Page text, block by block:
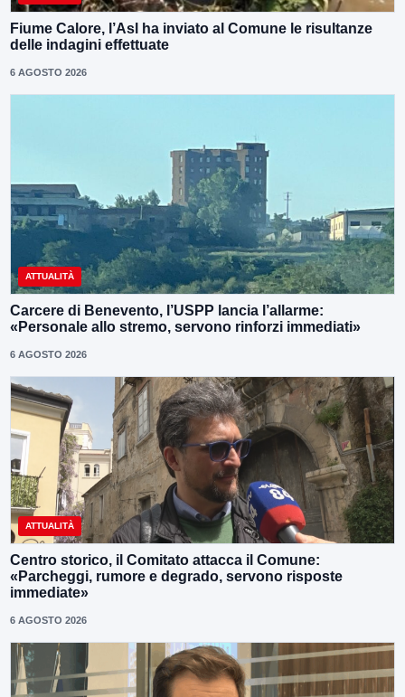
Fiume Calore, l’Asl ha inviato al Comune le risultanze
delle indagini effettuate
6 AGOSTO 2026
ATTUALITÀ
Carcere di Benevento, l’USPP lancia l’allarme:
«Personale allo stremo, servono rinforzi immediati»
6 AGOSTO 2026
ATTUALITÀ
Centro storico, il Comitato attacca il Comune:
«Parcheggi, rumore e degrado, servono risposte
immediate»
6 AGOSTO 2026